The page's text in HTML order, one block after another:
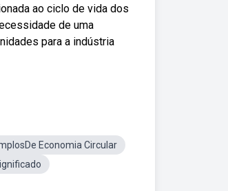
ao ciclo de vida dos
de uma
para a indústria
Economia Circular